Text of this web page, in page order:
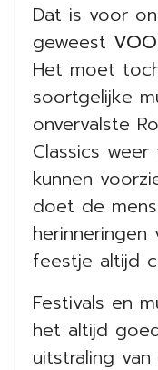
Dat is voor
geweest
Het moet
soortgelijke
onvervalste
Classics
kunnen
doet de
herinneringen
feestje altijd
Festivals en
het altijd
uitstraling